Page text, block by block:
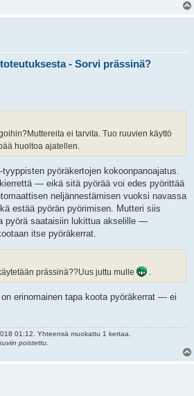
- Sorvi prässinä?
ei tarvita. Tuo ruuvien käyttö
huoltoa ajatellen.
pyöräkertojen kokoonpanoajatus.
— eikä sitä pyörää voi edes pyörittää
neljännestämisen vuoksi navassa
estää pyörän pyörimisen. Mutteri siis
pyörä saataisiin lukittua akselille —
itse pyöräkerrat.
prässinä??Uus juttu mulle
erinomainen tapa koota pyöräkerrat — ei
01:12. Yhteensä muokattu 1 kertaa.
poistettu.